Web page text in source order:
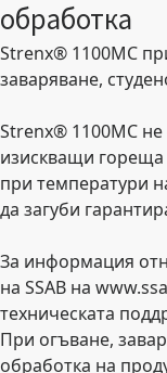
обработка
Strenx® 1100MC
заваряване,
Strenx® 1100MC
изискващи
при температури
да загуби
За информация
на SSAB на
техническата
При огъване,
обработка на